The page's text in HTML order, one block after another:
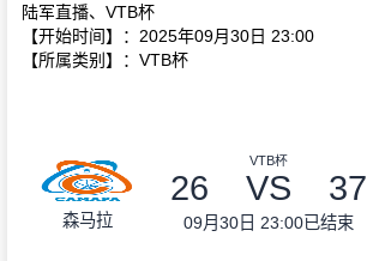
陆军直播、VTB杯
【开始时间】：2025年09月30日 23:00
【所属类别】：VTB杯
森马拉
VTB杯
26 VS 37
09月30日 23:00已结束